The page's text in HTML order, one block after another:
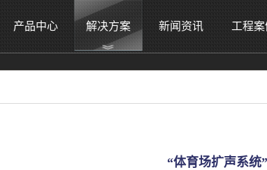
产品中心 解决方案 新闻资讯 工程案
“体育场扩声系统